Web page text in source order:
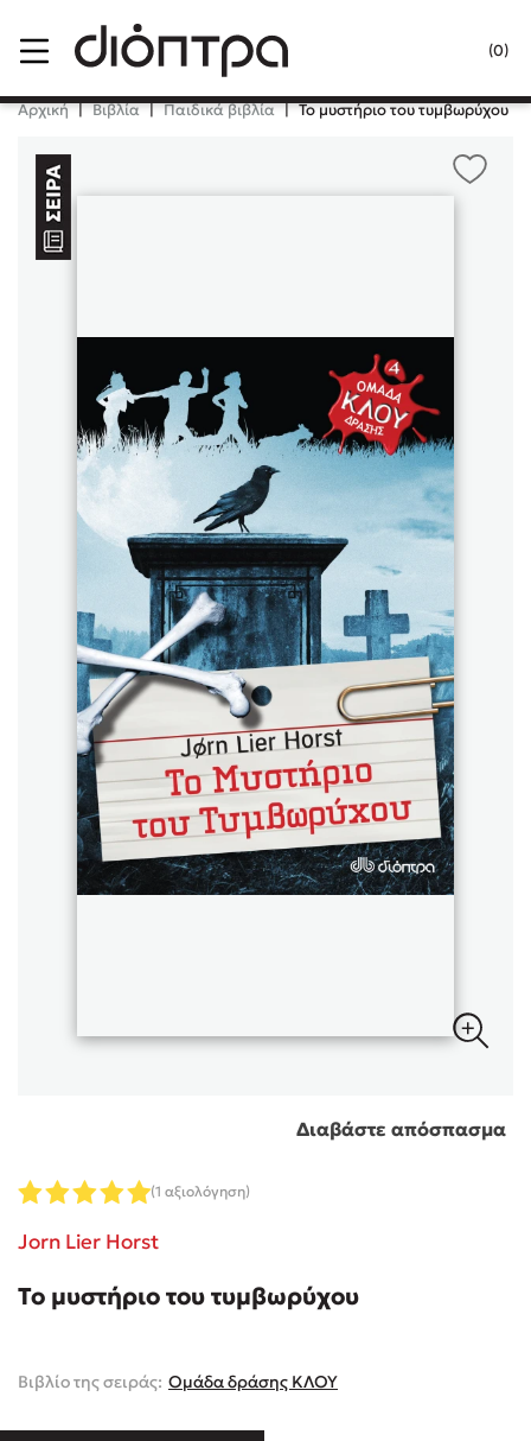
(0)
Κλείσιμο
Δημοφιλή Βιβλία
Χάρης Πολίτης
Καθρέφτης
Sebastian Fitzek
Playlist
Στέφανος Ξενάκης
Κώστας Κρομμύδας
Ένας γίγαντας στο σχολείο
Αρχική | Βιβλία | Παιδικά βιβλία | Το μυστήριο του τυμβωρύχου
Διαβάστε απόσπασμα
(1 αξιολόγηση)
Jorn Lier Horst
Το μυστήριο του τυμβωρύχου
Βιβλίο της σειράς: Ομάδα δράσης ΚΛΟΥ